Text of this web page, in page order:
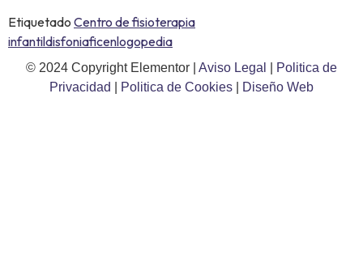
Etiquetado Centro de fisioterapia
infantildisfoniaficenlogopedia
© 2024 Copyright Elementor | Aviso Legal
Politica de
Privacidad
Politica de Cookies Diseño Web